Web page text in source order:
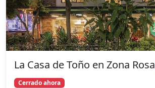
La Casa de Toño en Zona Rosa
Cerrado ahora